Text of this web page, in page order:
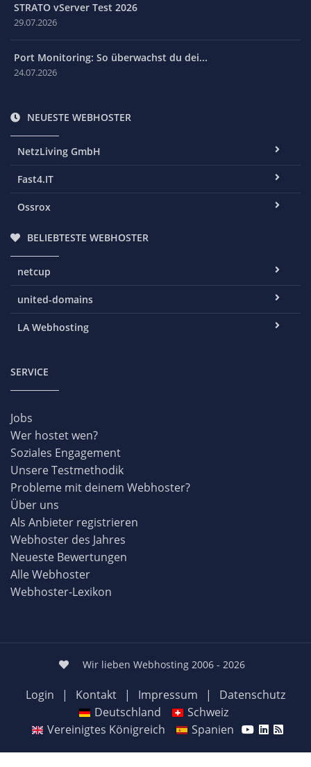
STRATO vServer Test 2026
29.07.2026
Port Monitoring: So überwachst du dei...
24.07.2026
NEUESTE WEBHOSTER
NetzLiving GmbH
Fast4.IT
Ossrox
BELIEBTESTE WEBHOSTER
netcup
united-domains
LA Webhosting
SERVICE
Jobs
Wer hostet wen?
Soziales Engagement
Unsere Testmethodik
Probleme mit deinem Webhoster?
Über uns
Als Anbieter registrieren
Webhoster des Jahres
Neueste Bewertungen
Alle Webhoster
Webhoster-Lexikon
Wir lieben Webhosting 2006 - 2026
Login | Kontakt | Impressum |
Datenschutz
Deutschland
Schweiz
Vereinigtes Königreich
Spanien